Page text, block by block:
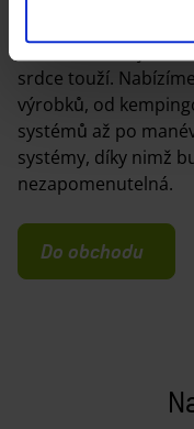
S potěšením vám
- místo, kde najdete
srdce touží.
výrobků, od
systémů až po
systémy, díky nimž
nezapomenutelná.
Do obchodu